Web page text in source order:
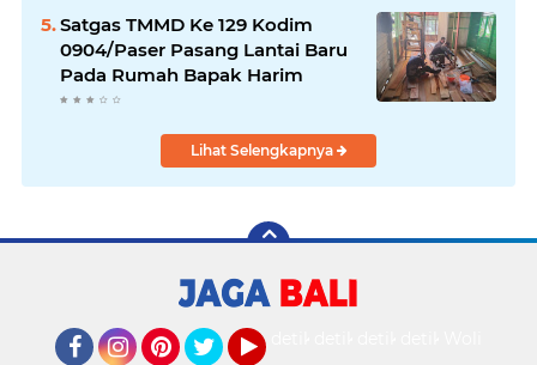
Satgas TMMD Ke 129 Kodim
0904/Paser Pasang Lantai Baru
Pada Rumah Bapak Harim
Lihat Selengkapnya